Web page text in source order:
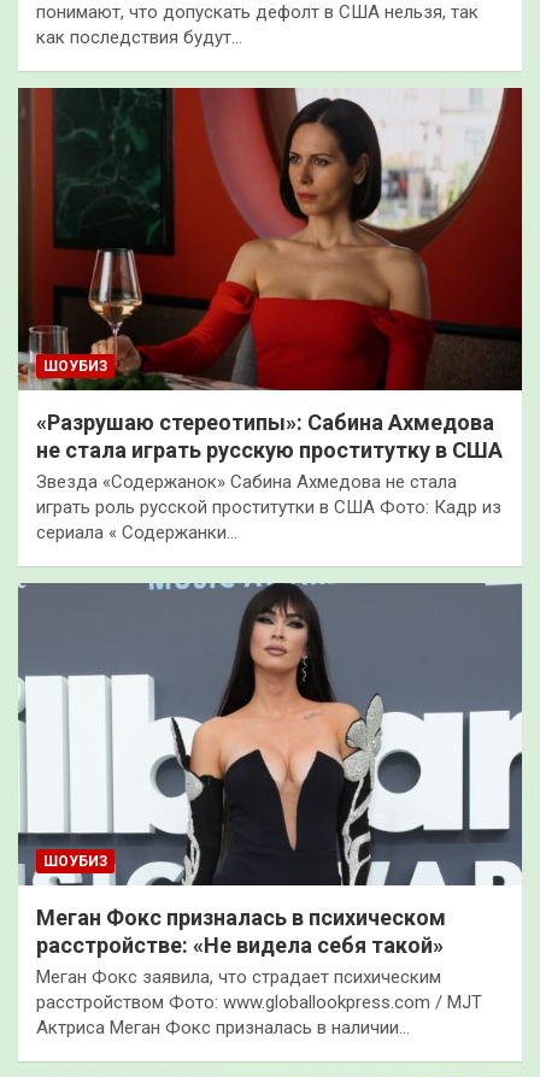
понимают, что допускать дефолт в США нельзя, так
как последствия будут…
ШОУБИЗ
«Разрушаю стереотипы»: Сабина Ахмедова
не стала играть русскую проститутку в США
Звезда «Содержанок» Сабина Ахмедова не стала
играть роль русской проститутки в США Фото: Кадр из
сериала « Содержанки…
ШОУБИЗ
Меган Фокс призналась в психическом
расстройстве: «Не видела себя такой»
Меган Фокс заявила, что страдает психическим
расстройством Фото: www.globallookpress.com / MJT
Актриса Меган Фокс призналась в наличии…